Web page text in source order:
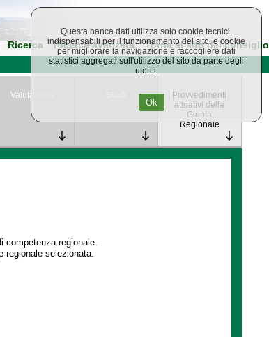
Ricerca Ricerca avanzata Torna al sito del consiglio
Valutazione
Provvedimenti
attuativi della
Giunta
Regionale
competenza regionale.
regionale selezionata.
Questa banca dati utilizza solo cookie tecnici,
indispensabili per il funzionamento del sito, e cookie
per migliorare la navigazione e raccogliere dati
statistici aggregati sull'utilizzo del sito da parte degli
utenti.
Ok